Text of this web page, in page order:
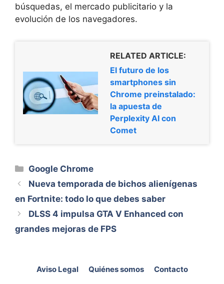
búsquedas, el mercado publicitario y la
evolución de los navegadores.
RELATED ARTICLE:
El futuro de los
smartphones sin
Chrome preinstalado:
la apuesta de
Perplexity AI con
Comet
Categorías
Google Chrome
Nueva temporada de bichos alienígenas
en Fortnite: todo lo que debes saber
DLSS 4 impulsa GTA V Enhanced con
grandes mejoras de FPS
Aviso Legal Quiénes somos
Contacto